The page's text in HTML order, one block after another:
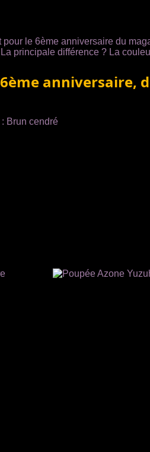
le 6ème anniversaire du
principale différence ? La
anniversaire,
Brun cendré